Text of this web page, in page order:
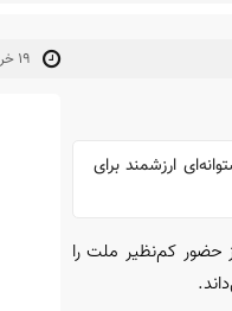
۱۹ خرداد ۱۴۰۵
ملت را پشتوانه‌ای ارزشمند برای
و پشتیبانی نیرو‌های مسلح ۱۰۰ روز حضور کم‌نظیر ملت را